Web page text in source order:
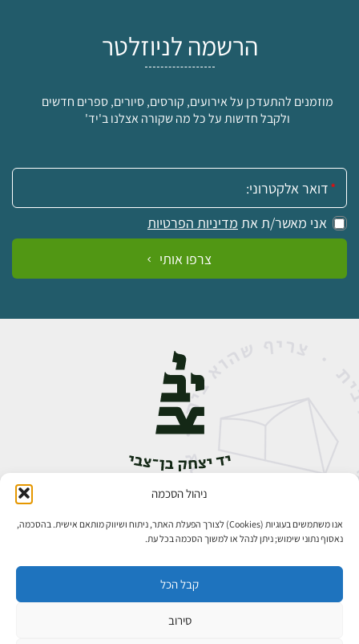
ניהול הסכמה
אנו משתמשים בעוגיות (Cookies) לצורך הפעלת האתר, ניתוח ושיווק מותאם אישית. בהסכמה,
נאסוף נתוני שימוש; ניתן לנהל או למשוך הסכמה בכל עת.
קבל הכל
סירוב
הרשמה לניוזלטר
מוזמנים להתעדכן על אירועים, קורסים, סיורים, ספרים חדשים
ולקבל חדשות על כל מה שקורה אצלנו ב'יד'
אימייל:
אני מאשר/ת את מדיניות הפרטיות
צרפו אותי
אבן גבירול 14, רחביה, ירושלים